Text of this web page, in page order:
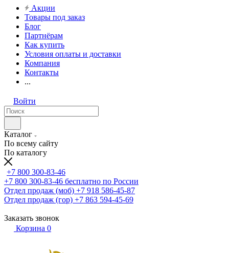
Акции
Товары под заказ
Блог
Партнёрам
Как купить
Условия оплаты и доставки
Компания
Контакты
...
Войти
Каталог
По всему сайту
По каталогу
+7 800 300-83-46
+7 800 300-83-46 бесплатно по России
Отдел продаж (моб) +7 918 586-45-87
Отдел продаж (гор) +7 863 594-45-69
Заказать звонок
Корзина 0